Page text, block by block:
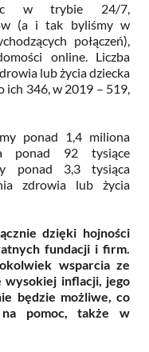
w trybie 24/7,
(a i tak byliśmy w
połączeń),
online. Liczba
lub życia dziecka
ich 346, w 2019 – 519,
ponad 1,4 miliona
ponad 92 tysiące
ponad 3,3 tysiąca
zdrowia lub życia
dzięki hojności
fundacji i firm.
wsparcia ze
wysokiej inflacji, jego
będzie możliwe, co
pomoc, także w